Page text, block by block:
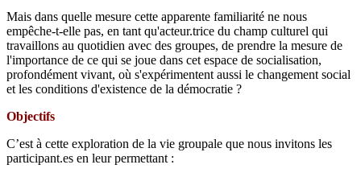
Mais dans quelle mesure cette apparente familiarité ne nous
empêche-t-elle pas, en tant qu'acteur.trice du champ culturel qui
travaillons au quotidien avec des groupes, de prendre la mesure de
l'importance de ce qui se joue dans cet espace de socialisation,
profondément vivant, où s'expérimentent aussi le changement social
et les conditions d'existence de la démocratie ?
Objectifs
C’est à cette exploration de la vie groupale que nous invitons les
participant.es en leur permettant :